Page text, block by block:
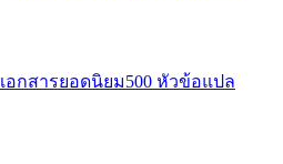
อกสารยอดนิยม500 หัวข้อแปล